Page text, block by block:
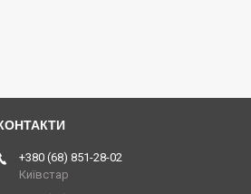
+380 (68) 851-28-02
Київстар